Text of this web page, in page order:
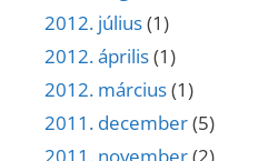
2012. július(1)
2012. április(1)
2012. március(1)
2011. december(5)
2011. november(2)